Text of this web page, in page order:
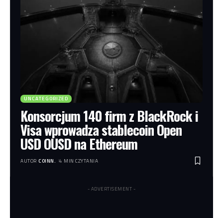
UNCATEGORIZED
Konsorcjum 140 firm z BlackRock i
Visa wprowadza stablecoin Open
USD OUSD na Ethereum
AUTOR COINN. 4 MIN CZYTANIA
- ADVERTISEMENT -